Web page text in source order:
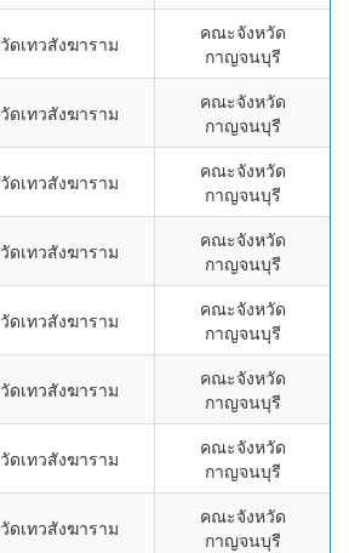
วัดเทวสังฆาราม
คณะจังหวัด
กาญจนบุรี
วัดเทวสังฆาราม
คณะจังหวัด
กาญจนบุรี
วัดเทวสังฆาราม
คณะจังหวัด
กาญจนบุรี
วัดเทวสังฆาราม
คณะจังหวัด
กาญจนบุรี
วัดเทวสังฆาราม
คณะจังหวัด
กาญจนบุรี
วัดเทวสังฆาราม
คณะจังหวัด
กาญจนบุรี
วัดเทวสังฆาราม
คณะจังหวัด
กาญจนบุรี
วัดเทวสังฆาราม
คณะจังหวัด
กาญจนบุรี